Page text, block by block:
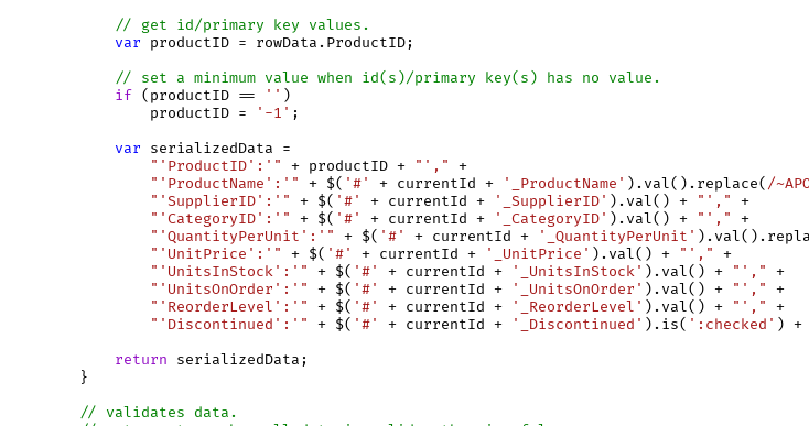
// get id/primary key values.
var productID = rowData.ProductID;
// set a minimum value when id(s)/primary key(s) has no value.
if (productID == '' )
productID =
'-1' ;
var serializedData =
"'ProductID':'"
+ productID + "',"
+
"'ProductName':'"
+ $( '#' + currentId + '_ProductName' ).val().replace( /
"'SupplierID':'"
+ $( '#' + currentId + '_SupplierID' ).val() + "',"
+
"'CategoryID':'"
+ $( '#' + currentId + '_CategoryID' ).val() + "',"
+
"'QuantityPerUnit':'"
+ $( '#' + currentId + '_QuantityPerUnit'
"'UnitPrice':'"
+ $( '#' + currentId + '_UnitPrice' ).val() + "',"
+
"'UnitsInStock':'"
+ $( '#' + currentId + '_UnitsInStock' ).val() + "',"
+
"'UnitsOnOrder':'"
+ $( '#' + currentId + '_UnitsOnOrder' ).val() + "',"
+
"'ReorderLevel':'"
+ $( '#' + currentId + '_ReorderLevel' ).val() + "',"
+
"'Discontinued':'"
+ $( '#' + currentId + '_Discontinued' ).is( ':checked' ) +
return serializedData;
}